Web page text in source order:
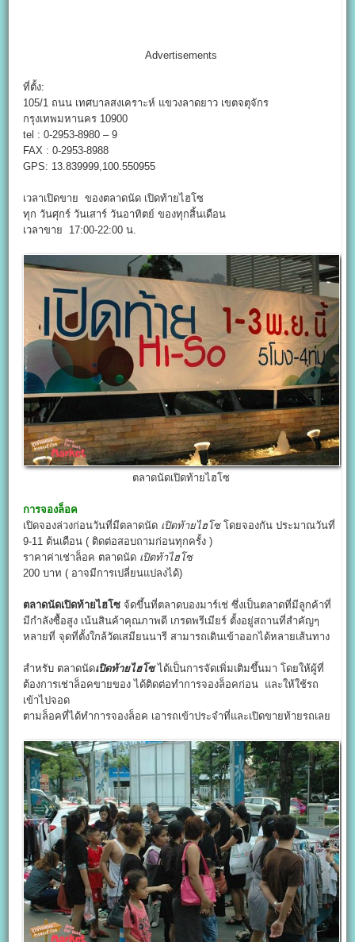
Advertisements
ที่ตั้ง:
105/1 ถนน เทศบาลสงเคราะห์ แขวงลาดยาว เขตจตุจักร
กรุงเทพมหานคร 10900
tel : 0-2953-8980 – 9
FAX : 0-2953-8988
GPS: 13.839999,100.550955
เวลาเปิดขาย ของตลาดนัด เปิดท้ายไฮโซ
ทุก วันศุกร์ วันเสาร์ วันอาทิตย์ ของทุกสิ้นเดือน
เวลาขาย 17:00-22:00 น.
ตลาดนัดเปิดท้ายไฮโซ
การจองล็อค
เปิดจองล่วงก่อนวันที่มีตลาดนัด เปิดท้ายไฮโซโดยจองกัน ประมาณวันที่
9-11 ต้นเดือน ( ติดต่อสอบถามก่อนทุกครั้ง )
ราคาค่าเช่าล็อค ตลาดนัด เปิดท้าไฮโซ
200 บาท ( อาจมีการเปลี่ยนแปลงได้)
ตลาดนัดเปิดท้ายไฮโซ จ้ดขึ้นที่ตลาดบองมาร์เช่ ซึ่งเป็นตลาดที่มีลูกค้าที่
มีกำลังซื้อสูง เน้นสินค้าคุณภาพดี เกรดพรีเมียร์ ตั้งอยู่สถานที่สำคัญๆ
หลายที่ จุดที่ตั้งใกล้วัดเสมียนนารี สามารถเดินเข้าออกได้หลายเส้นทาง
สำหรับ ตลาดนัดเปิดท้ายไฮโซได้เป็นการจัดเพิ่มเติมขึ้นมา โดยให้ผู้ที่
ต้องการเช่าล็อคขายของ ได้ติดต่อทำการจองล็อคก่อน และให้ใช้รถ
เข้าไปจอด
ตามล็อคที่ได้ทำการจองล็อค เอารถเข้าประจำที่และเปิดขายท้ายรถเลย